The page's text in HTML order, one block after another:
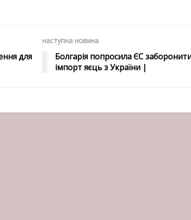
для
наступна новина
Болгарія попросила ЄС
імпорт яєць з України |